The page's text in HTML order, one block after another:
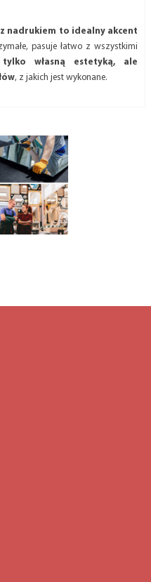
nadrukiem to idealny akcent
pasuje łatwo z wszystkimi
własną estetyką, ale
, z jakich jest wykonane.